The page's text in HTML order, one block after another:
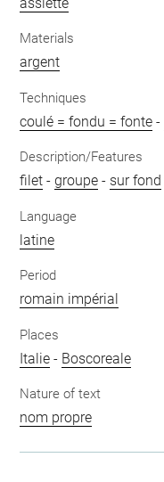
Materials
argent
Techniques
coulé = fondu = fonte -
Description/Features
filet -groupe - sur fond
Language
latine
Period
romain impérial
Places
Italie - Boscoreale
Nature of text
nom propre